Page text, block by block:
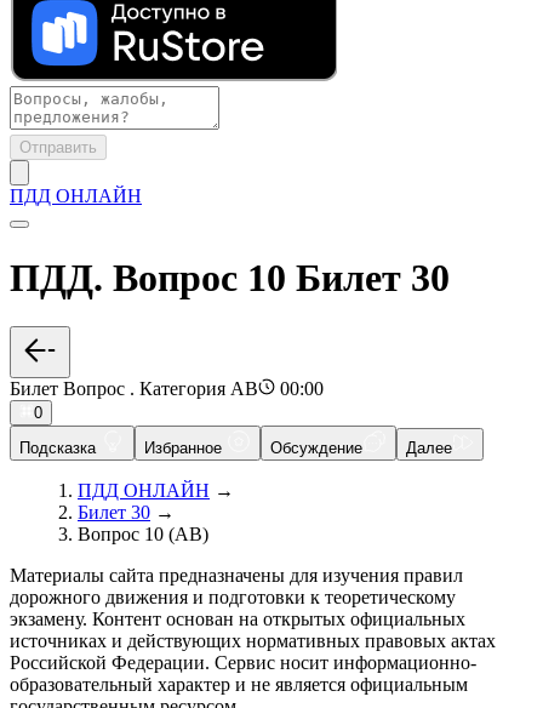
Отправить
ПДД ОНЛАЙН
ПДД. Вопрос 10 Билет 30
Билет Вопрос . Категория AB 00:00
0
Подсказка
Избранное Обсуждение Далее
ПДД ОНЛАЙН →
Билет 30 →
Вопрос 10 (AB)
Материалы сайта предназначены для изучения правил
дорожного движения и подготовки к теоретическому
экзамену. Контент основан на открытых официальных
источниках и действующих нормативных правовых актах
Российской Федерации. Сервис носит информационно-
образовательный характер и не является официальным